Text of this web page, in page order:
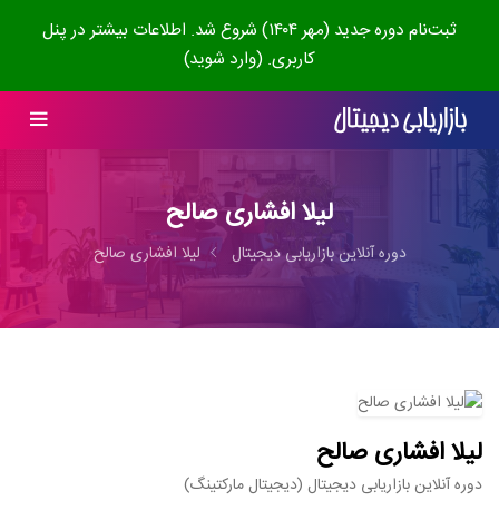
ثبت‌نام دوره جدید (مهر ۱۴۰۴) شروع شد. اطلاعات بیشتر در پنل
کاربری. (وارد شوید)
لیلا افشاری صالح
دوره آنلاین بازاریابی دیجیتال لیلا افشاری صالح
لیلا افشاری صالح
دوره آنلاین بازاریابی دیجیتال (دیجیتال مارکتینگ)